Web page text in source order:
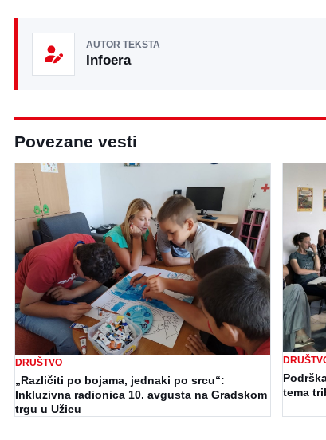
AUTOR TEKSTA
Infoera
Povezane vesti
DRUŠTVO
„Različiti po bojama, jednaki po srcu“:
Inkluzivna radionica 10. avgusta na Gradskom
trgu u Užicu
tema